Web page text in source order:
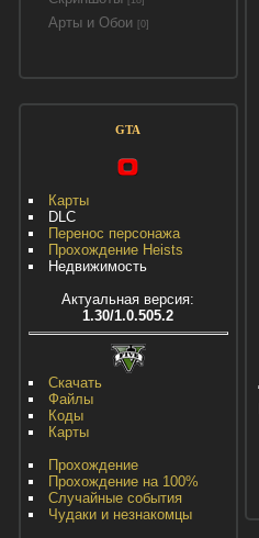
Арты и Обои [0]
GTA
Карты
DLC
Перенос персонажа
Прохождение Heists
Недвижимость
Актуальная версия:
1.30/1.0.505.2
Скачать
Файлы
Коды
Карты
Прохождение
Прохождение на 100%
Случайные события
Чудаки и незнакомцы